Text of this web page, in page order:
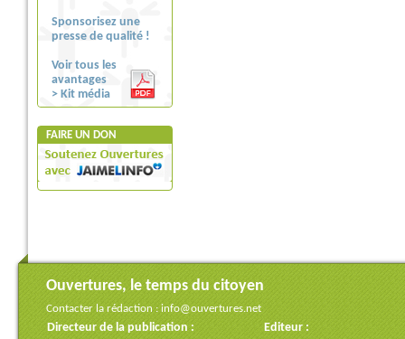
Sponsorisez une
presse de qualité !
Voir tous les
avantages
> Kit média
FAIRE UN DON
Ouvertures, le temps du citoyen
Contacter la rédaction : info@ouvertures.net
Directeur de la publication : Editeur :